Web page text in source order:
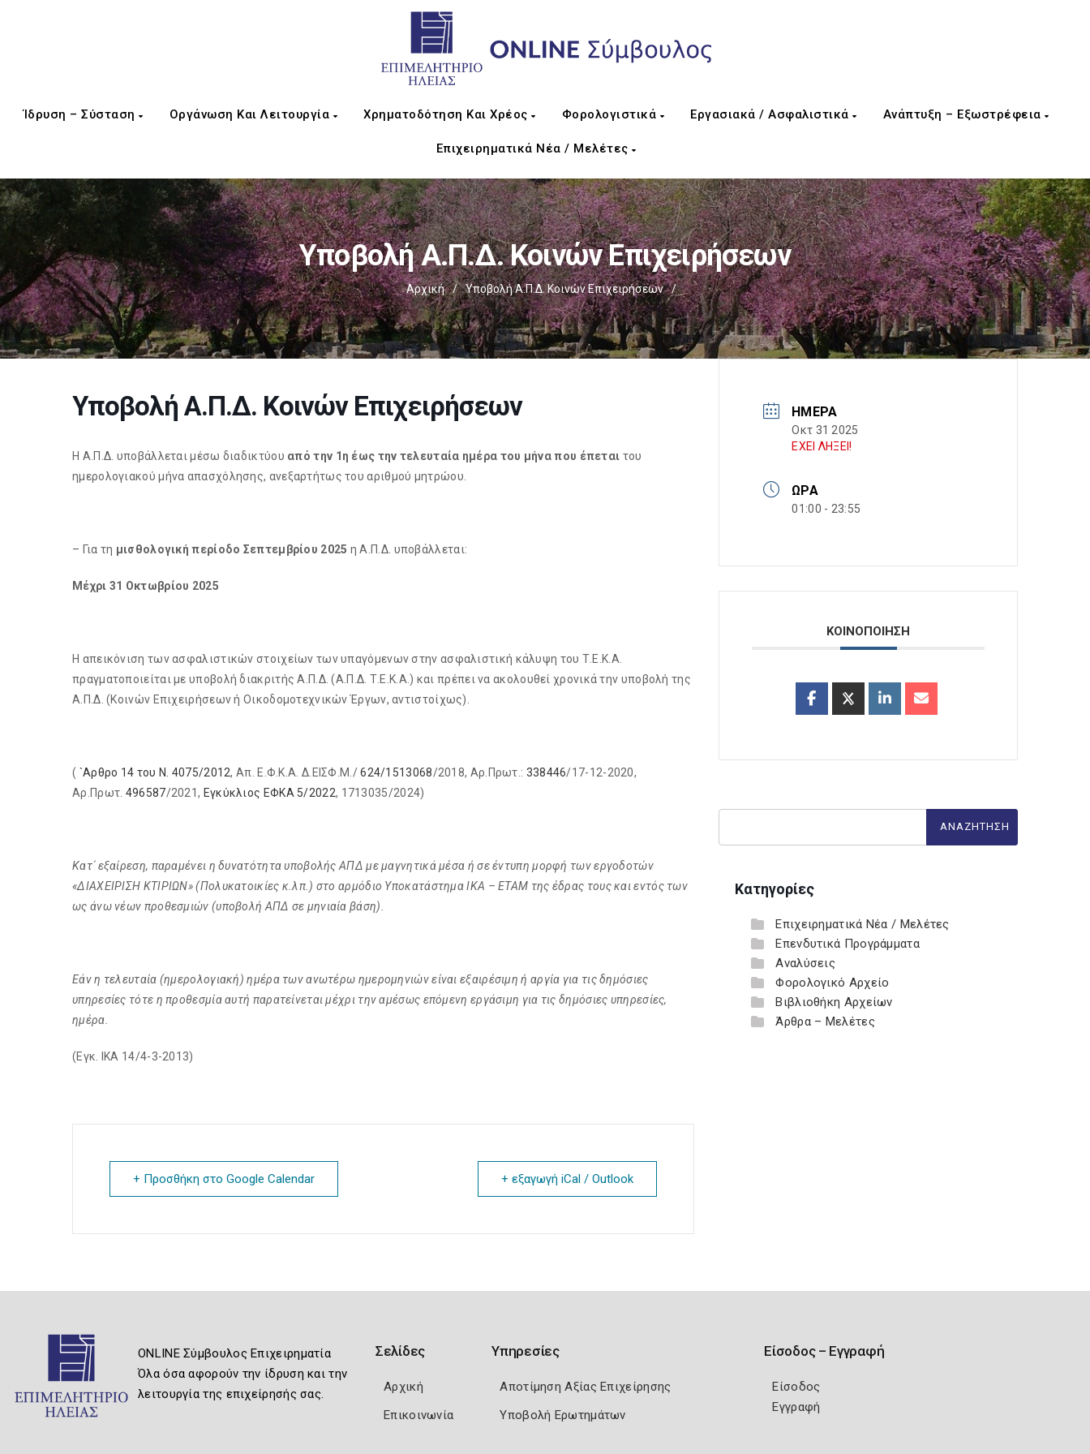
Ίδρυση – Σύσταση Οργάνωση Και Λειτουργία Χρηματοδότηση Και Χρέος Φορολογιστικά Εργασιακά / Ασφαλιστικά Ανάπτυξη – Εξωστρέφεια
Επιχειρηματικά Νέα / Μελέτες
Υποβολή Α.Π.Δ. Κοινών Επιχειρήσεων
Αρχική / Υποβολή Α.Π.Δ. Κοινών Επιχειρήσεων /
Υποβολή Α.Π.Δ. Κοινών Επιχειρήσεων
Η Α.Π.Δ. υποβάλλεται μέσω διαδικτύου από την 1η έως την τελευταία ημέρα του μήνα που έπεται του
ημερολογιακού μήνα απασχόλησης, ανεξαρτήτως του αριθμού μητρώου.
– Για τη μισθολογική περίοδο Σεπτεμβρίου 2025 η Α.Π.Δ. υποβάλλεται:
Μέχρι 31 Οκτωβρίου 2025
Η απεικόνιση των ασφαλιστικών στοιχείων των υπαγόμενων στην ασφαλιστική κάλυψη του Τ.Ε.Κ.Α.
πραγματοποιείται με υποβολή διακριτής Α.Π.Δ. (Α.Π.Δ. Τ.Ε.Κ.Α.) και πρέπει να ακολουθεί χρονικά την υποβολή της
Α.Π.Δ. (Κοινών Επιχειρήσεων ή Οικοδομοτεχνικών Έργων, αντιστοίχως).
( `Αρθρο 14 του Ν. 4075/2012, Απ. Ε.Φ.Κ.Α. Δ.ΕΙΣΦ.Μ./624/1513068/2018, Αρ.Πρωτ.: 338446/17-12-2020,
Αρ.Πρωτ. 496587/2021, Εγκύκλιος ΕΦΚΑ 5/2022, 1713035/2024)
Κατ΄ εξαίρεση, παραμένει η δυνατότητα υποβολής ΑΠΔ με μαγνητικά μέσα ή σε έντυπη μορφή των εργοδοτών
«ΔΙΑΧΕΙΡΙΣΗ ΚΤΙΡΙΩΝ» (Πολυκατοικίες κ.λπ.) στο αρμόδιο Υποκατάστημα ΙΚΑ – ΕΤΑΜ της έδρας τους και εντός των
ως άνω νέων προθεσμιών (υποβολή ΑΠΔ σε μηνιαία βάση).
Εάν η τελευταία (ημερολογιακή) ημέρα των ανωτέρω ημερομηνιών είναι εξαιρέσιμη ή αργία για τις δημόσιες
υπηρεσίες τότε η προθεσμία αυτή παρατείνεται μέχρι την αμέσως επόμενη εργάσιμη για τις δημόσιες υπηρεσίες,
ημέρα.
(Εγκ. ΙΚΑ 14/4-3-2013)
+ Προσθήκη στο Google Calendar + εξαγωγή iCal / Outlook
ΗΜΈΡΑ
Οκτ 31 2025
ΕΧΕΙ ΛΗΞΕΙ!
ΏΡΑ
01:00 - 23:55
ΚΟΙΝΟΠΟΙΗΣΗ
Κατηγορίες
Επιχειρηματικά Νέα / Μελέτες
Επενδυτικά Προγράμματα
Αναλύσεις
Φορολογικό Αρχείο
Βιβλιοθήκη Αρχείων
Άρθρα – Μελέτες
ONLINE Σύμβουλος Επιχειρηματία
Όλα όσα αφορούν την ίδρυση και την
λειτουργία της επιχείρησής σας.
Σελίδες
Αρχική
Επικοινωνία
Υπηρεσίες
Αποτίμηση Αξίας Επιχείρησης
Υποβολή Ερωτημάτων
Είσοδος – Εγγραφή
Είσοδος
Εγγραφή